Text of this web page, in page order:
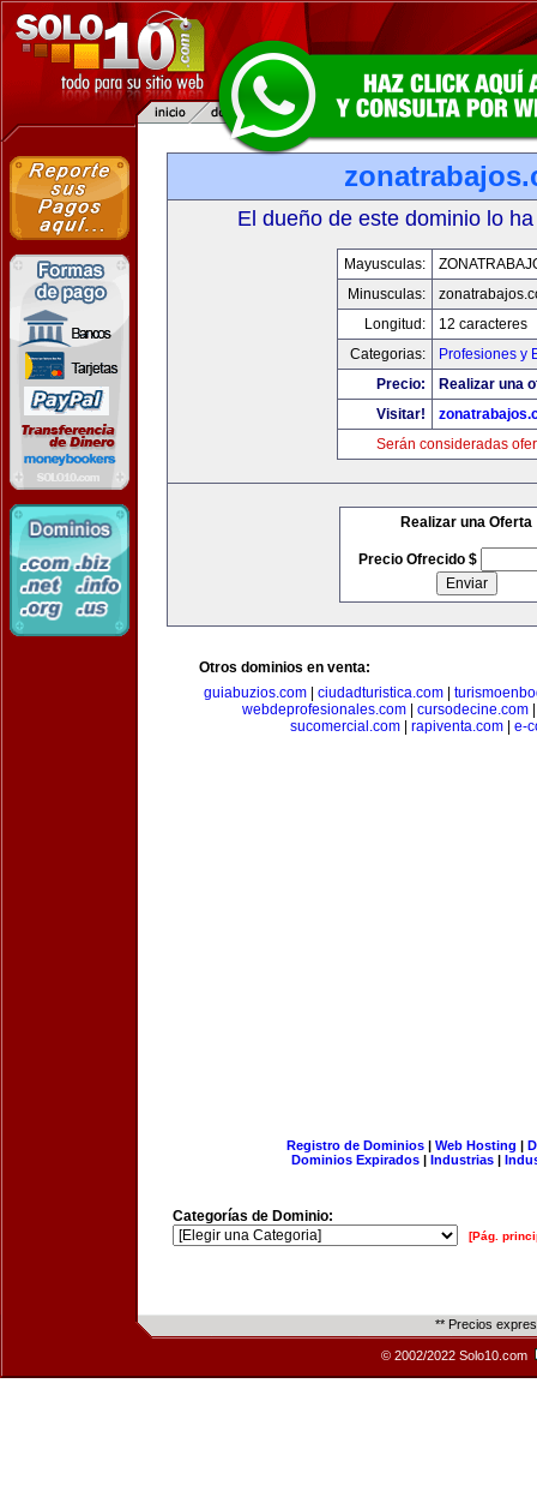
El dueño de este dominio lo
Mayusculas:
Minusculas:
Longitud:
12 caracteres
Categorias:
Profesiones y
Precio:
Realizar una
Visitar!
Serán consideradas
Realizar una Oferta
Precio Ofrecido $
Otros dominios en venta:
guiabuzios.com| ciudadturistica.com|
webdeprofesionales.com| cursodecine.com
sucomercial.com
rapiventa.com e-
Registro de Dominios| Web Hosting |
Dominios Expirados | Industrias |
Categorías de Dominio:
[Pág.
** Precios
© 2002/2022 Solo10.com